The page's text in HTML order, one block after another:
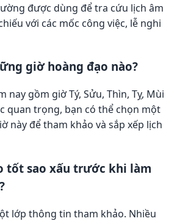
được dùng để tra cứu lịch âm
với các mốc công việc, lễ nghi
giờ hoàng đạo nào?
nay gồm giờ Tý, Sửu, Thìn, Tỵ, Mùi
quan trọng, bạn có thể chọn một
này để tham khảo và sắp xếp lịch
tốt sao xấu trước khi làm
lớp thông tin tham khảo. Nhiều